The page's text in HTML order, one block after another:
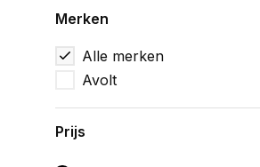
Merken
Alle merken
Avolt
Prijs